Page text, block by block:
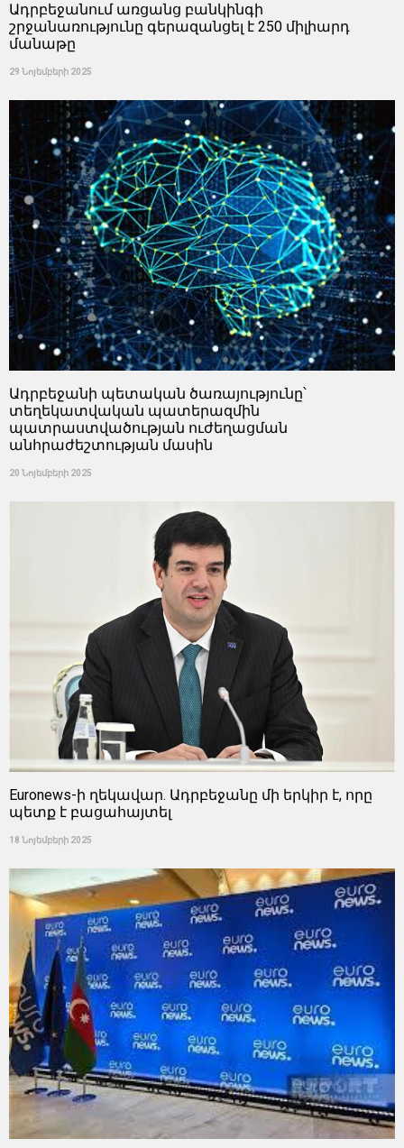
Ադրբեջանում առցանց բանկինգի
շրջանառությունը գերազանցել է 250 միլիարդ
մանաթը
29 Նոյեմբերի 2025
Ադրբեջանի պետական ​​ծառայությունը՝
տեղեկատվական պատերազմին
պատրաստվածության ուժեղացման
անհրաժեշտության մասին
20 Նոյեմբերի 2025
Euronews-ի ղեկավար. Ադրբեջանը մի երկիր է, որը
պետք է բացահայտել
18 Նոյեմբերի 2025